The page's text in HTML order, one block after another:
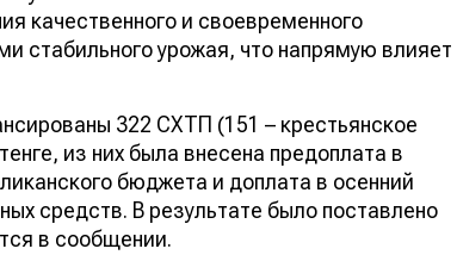
качественного и своевременного
стабильного урожая, что напрямую влияет
322 СХТП (151 – крестьянское
из них была внесена предоплата в
бюджета и доплата в осенний
средств. В результате было поставлено
в сообщении.